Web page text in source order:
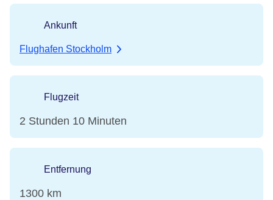
Ankunft
Flughafen Stockholm
Flugzeit
2 Stunden 10 Minuten
Entfernung
1300 km